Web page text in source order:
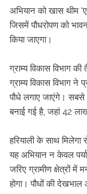
अभियान को खास थीम
जिसमें पौधरोपण को
किया जाएगा।
ग्राम्य विकास विभाग की
ग्राम्य विकास विभाग
पौधे लगाए जाएंगे। सबसे
बनाई गई है, जहां 42
हरियाली के साथ मिलेगा
यह अभियान न केवल
जरिए ग्रामीण क्षेत्रों में
होगा। पौधों की देखभाल